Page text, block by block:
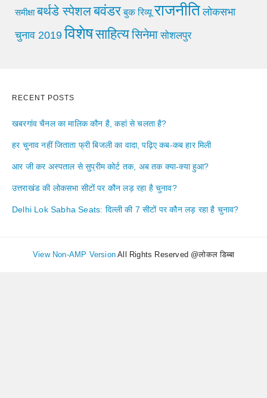
समीक्षा बर्थडे स्पेशलबवंडर बुक रिव्यू राजनीति लोकसभा
चुनाव 2019 विशेषसाहित्यसिनेमा सोशलपुर
RECENT POSTS
खबरगांव चैनल का मालिक कौन है, कहां से चलता है?
हर चुनाव नहीं जिताता फ्री बिजली का वादा, पढ़िए कब-कब हार मिली
आर जी कर अस्पताल से सुप्रीम कोर्ट तक, अब तक क्या-क्या हुआ?
उत्तराखंड की लोकसभा सीटों पर कौन लड़ रहा है चुनाव?
Delhi Lok Sabha Seats: दिल्ली की 7 सीटों पर कौन लड़ रहा है चुनाव?
View Non-AMP Version All Rights Reserved @लोकल डिब्बा